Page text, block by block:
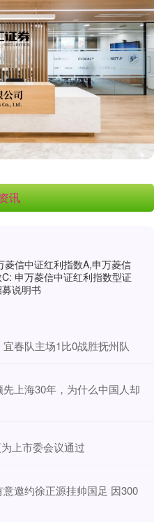
讯
菱信中证红利指数A,申万菱信
申万菱信中证红利指数型证
说明书
春队主场1比0战胜抚州队
上海30年，为什么中国人却
上市委会议通过
邀约徐正源挂帅国足 因300